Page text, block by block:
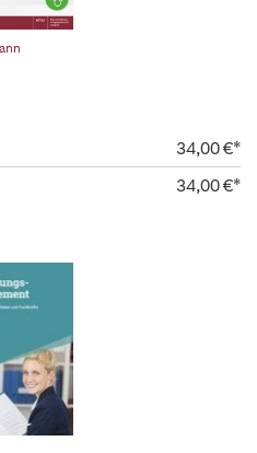
34,00 €*
34,00 €*